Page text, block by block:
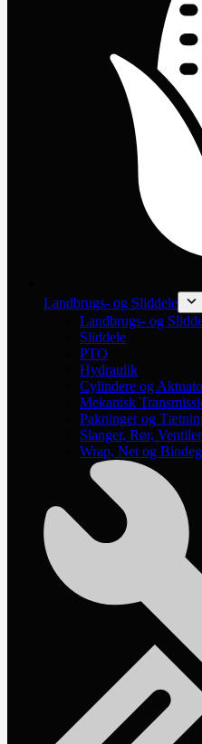
Landbrugs- og Sliddele
Landbrugs- og
Sliddele
PTO
Hydraulik
Cylindere og
Mekanisk
Pakninger og
Slanger, Rør,
Wrap, Net og